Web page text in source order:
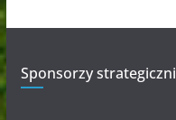
Sponsorzy strategiczni